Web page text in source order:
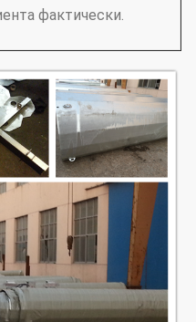
фактически.